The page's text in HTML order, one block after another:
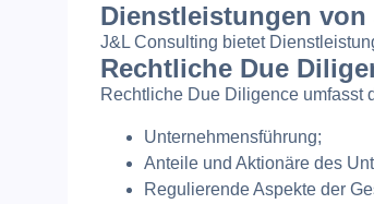
Dienstleistungen
J&L Consulting bietet
Rechtliche Due
Rechtliche Due Diligence umfasst
Unternehmensführung;
Anteile und Aktionäre des
Regulierende Aspekte der